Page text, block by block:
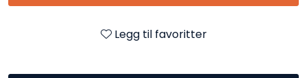
Legg til favoritter